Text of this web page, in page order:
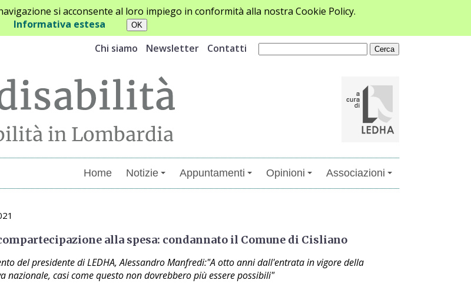
si acconsente al loro impiego in conformità alla nostra Cookie Policy.
Informativa estesa
Chi siamo
Newsletter Contatti
Home Notizie Appuntamenti Opinioni Associazioni
alla spesa: condannato il Comune di Cisliano
del presidente di LEDHA, Alessandro Manfredi:"A otto anni dall'entrata in vigore della
nazionale, casi come questo non dovrebbero più essere possibili"